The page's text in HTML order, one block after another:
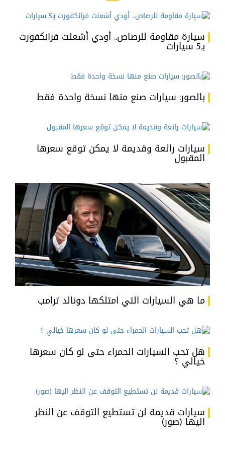
سيارة مقاومة للرصاص.. أودي أشعلت فرانكفورت
بـ5 سيارات
بالصور: سيارات صنع منها نسخة واحدة فقط
سيارات رائعة وقديمة لا يمكن توقع سعرها
المقبول
ما هي السيارات التي امتلكها دونالد ترامب
هل تحب السيارات الحمراء حتى لو كان سعرها
خيالي ؟
سيارات قديمة لن تستطيع التوقف عن النظر
اليها (صور)